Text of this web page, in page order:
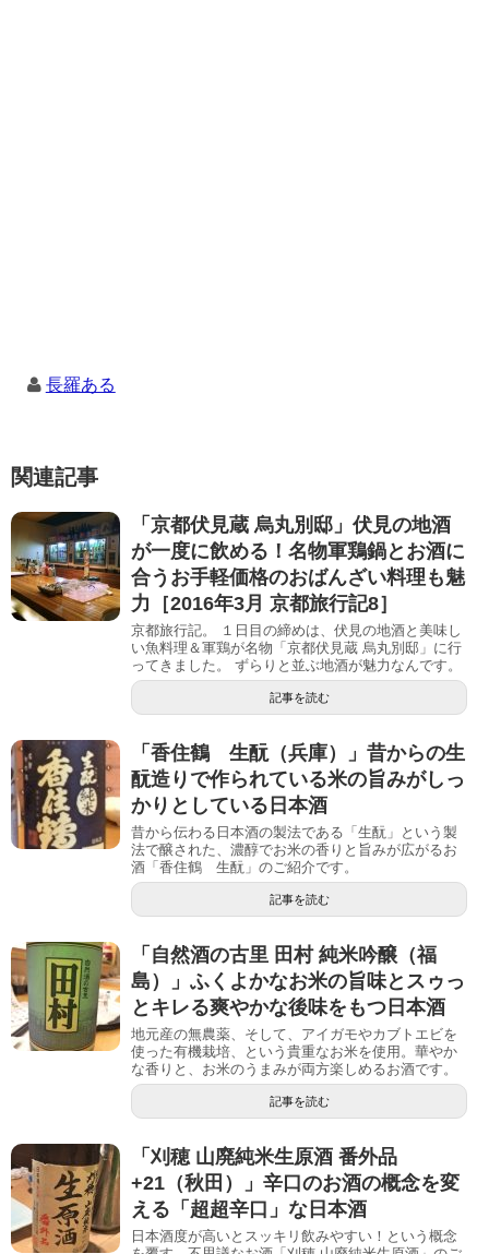
長羅ある
関連記事
「京都伏見蔵 烏丸別邸」伏見の地酒
が一度に飲める！名物軍鶏鍋とお酒に
合うお手軽価格のおばんざい料理も魅
力［2016年3月 京都旅行記8］
京都旅行記。 １日目の締めは、伏見の地酒と美味し
い魚料理＆軍鶏が名物「京都伏見蔵 烏丸別邸」に行
ってきました。 ずらりと並ぶ地酒が魅力なんです。
記事を読む
「香住鶴 生酛（兵庫）」昔からの生
酛造りで作られている米の旨みがしっ
かりとしている日本酒
昔から伝わる日本酒の製法である「生酛」という製
法で醸された、濃醇でお米の香りと旨みが広がるお
酒「香住鶴 生酛」のご紹介です。
記事を読む
「自然酒の古里 田村 純米吟醸（福
島）」ふくよかなお米の旨味とスゥっ
とキレる爽やかな後味をもつ日本酒
地元産の無農薬、そして、アイガモやカブトエビを
使った有機栽培、という貴重なお米を使用。華やか
な香りと、お米のうまみが両方楽しめるお酒です。
記事を読む
「刈穂 山廃純米生原酒 番外品
+21（秋田）」辛口のお酒の概念を変
える「超超辛口」な日本酒
日本酒度が高いとスッキリ飲みやすい！という概念